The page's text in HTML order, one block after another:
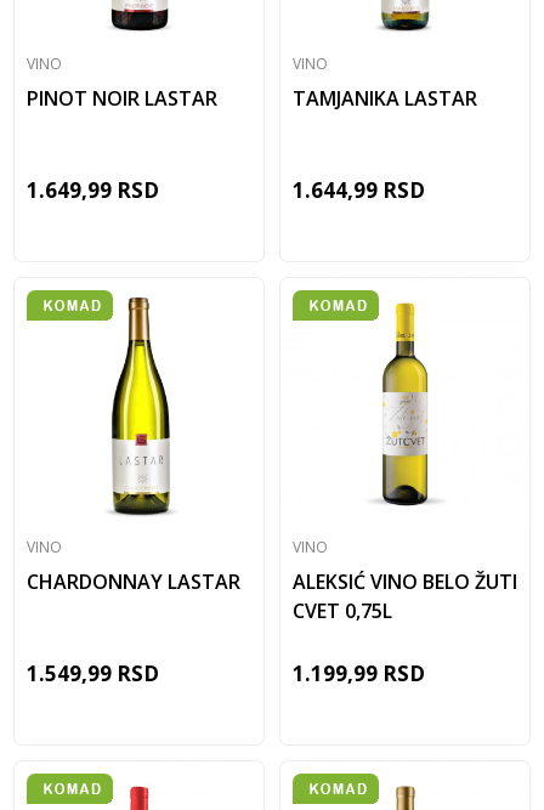
VINO
PINOT NOIR LASTAR
1.649,99 RSD
VINO
TAMJANIKA LASTAR
1.644,99 RSD
VINO
CHARDONNAY LASTAR
1.549,99 RSD
VINO
ALEKSIĆ VINO BELO ŽUTI
CVET 0,75L
1.199,99 RSD